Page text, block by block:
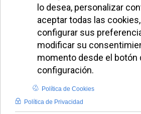
Introduzca parte del título
Filtrar
El Papa León XIV lamenta el asesinato
de Quelimane en Mozambique
León XIV se reunirá con víctimas de
clero en su visita a España
León XIV se reunirá con Salvador Illa
visita a Barcelona